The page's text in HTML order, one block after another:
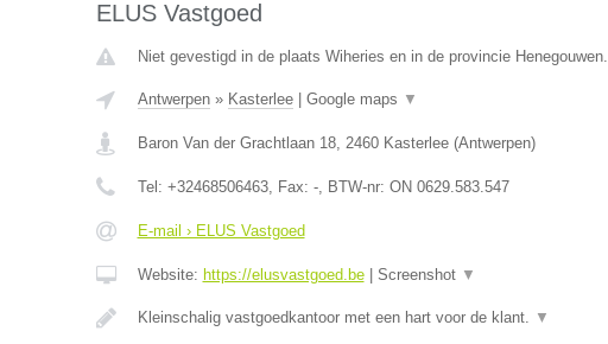
ELUS Vastgoed
Niet gevestigd in de plaats Wiheries en in de provincie Henegouwen.
Antwerpen» Kasterlee| Google maps ▼
Baron Van der Grachtlaan 18, 2460 Kasterlee(Antwerpen)
Tel: +32468506463, Fax: -, BTW-nr: ON 0629.583.547
E-mail › ELUS Vastgoed
Website: https://elusvastgoed.be| Screenshot ▼
Kleinschalig vastgoedkantoor met een hart voor de klant. ▼